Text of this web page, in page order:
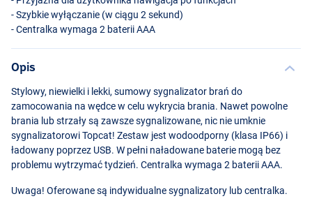
- Szybkie wyłączanie (w ciągu 2 sekund)
- Centralka wymaga 2 bateriiAAA
Opis
Stylowy, niewielki i lekki, sumowy sygnalizator brań do
zamocowania na wędce w celu wykrycia brania. Nawet powolne
brania lub strzały są zawsze sygnalizowane, nic nie umknie
sygnalizatorowi Topcat! Zestaw jest wodoodporny (klasa IP66) i
ładowany poprzez USB. W pełni naładowane baterie mogą bez
problemu wytrzymać tydzień. Centralka wymaga 2 bateriiAAA.
Uwaga! Oferowane są indywidualne sygnalizatory lub centralka.